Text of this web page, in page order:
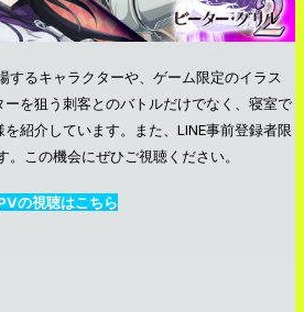
するキャラクターや、ゲーム限定のイラス
ーを狙う刺客とのバトルだけでなく、寝室で
紹介しています。また、LINE事前登録者限
この機会にぜひご視聴ください。
の視聴はこちら